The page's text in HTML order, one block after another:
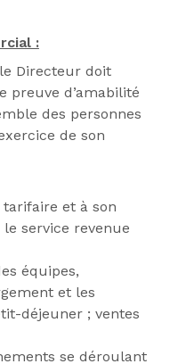
:
Directeur doit
preuve d’amabilité
des personnes
de son
et à son
service revenue
équipes,
et les
déjeuner ; ventes
se déroulant